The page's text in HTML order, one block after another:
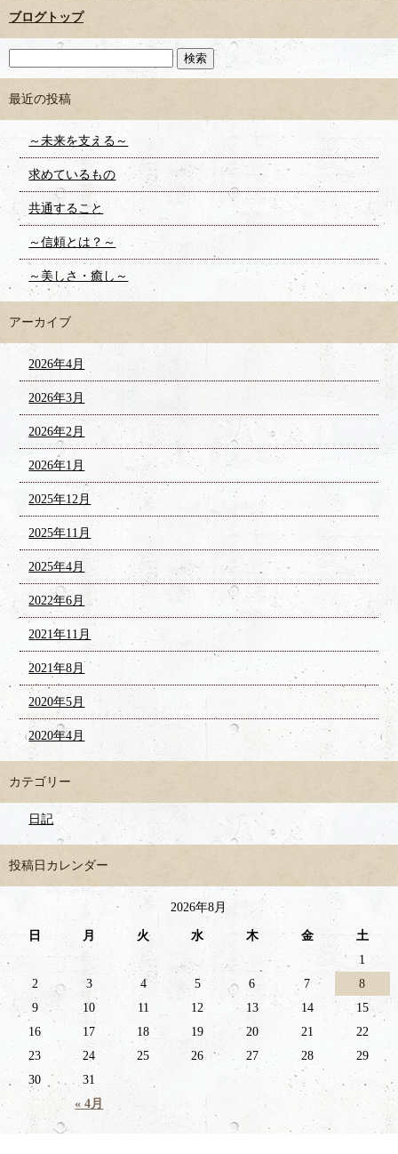
ブログトップ
最近の投稿
～未来を支える～
求めているもの
共通すること
～信頼とは？～
～美しさ・癒し～
アーカイブ
2026年4月
2026年3月
2026年2月
2026年1月
2025年12月
2025年11月
2025年4月
2022年6月
2021年11月
2021年8月
2020年5月
2020年4月
カテゴリー
日記
投稿日カレンダー
2026年8月
日 月 火 水 木 金 土
« 4月
1
2
3 4 5 6 7
8
9
10 11 12 13 14
15
16
17 18 19 20 21
22
23
24 25 26 27 28
29
30
31